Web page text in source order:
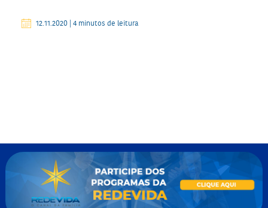
12.11.2020 | 4 minutos de leitura